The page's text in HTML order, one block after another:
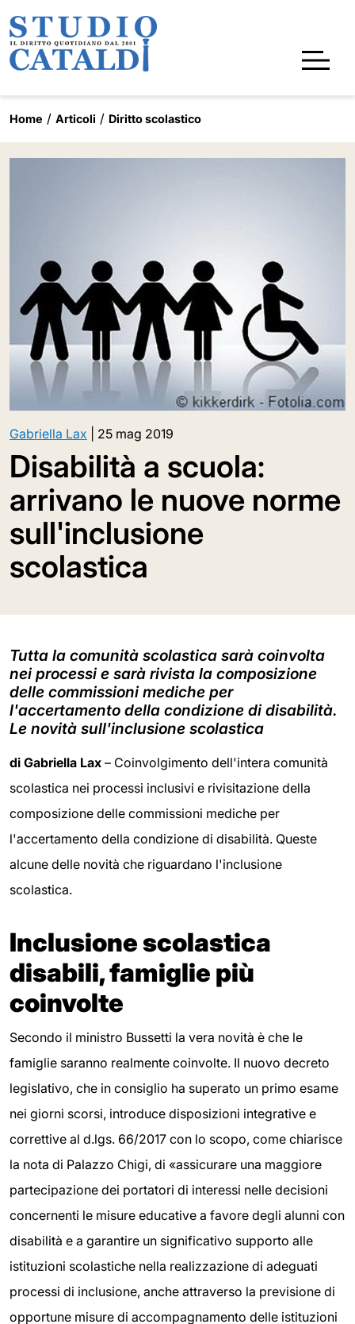
Home Articoli Diritto scolastico
Gabriella Lax 25 mag 2019
Disabilità a scuola:
arrivano le nuove norme
sull'inclusione
scolastica
Tutta la comunità scolastica sarà coinvolta
nei processi e sarà rivista la composizione
delle commissioni mediche per
l'accertamento della condizione di disabilità.
Le novità sull'inclusione scolastica
di Gabriella Lax – Coinvolgimento dell'intera comunità
scolastica nei processi inclusivi e rivisitazione della
composizione delle commissioni mediche per
l'accertamento della condizione di disabilità. Queste
alcune delle novità che riguardano l'inclusione
scolastica.
Inclusione scolastica
disabili, famiglie più
coinvolte
Secondo il ministro Bussetti la vera novità è che le
famiglie saranno realmente coinvolte. Il nuovo decreto
legislativo, che in consiglio ha superato un primo esame
nei giorni scorsi, introduce disposizioni integrative e
correttive al d.lgs. 66/2017 con lo scopo, come chiarisce
la nota di Palazzo Chigi, di «assicurare una maggiore
partecipazione dei portatori di interessi nelle decisioni
concernenti le misure educative a favore degli alunni con
disabilità e a garantire un significativo supporto alle
istituzioni scolastiche nella realizzazione di adeguati
processi di inclusione, anche attraverso la previsione di
opportune misure di accompagnamento delle istituzioni